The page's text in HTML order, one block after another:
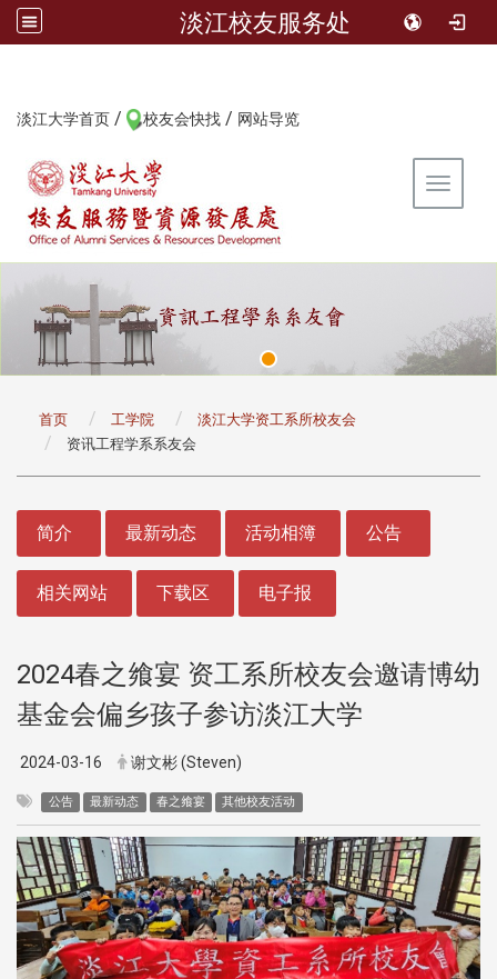
淡江校友服务处
淡江大学首页 / 校友会快找 / 网站导览
Toggle
首页 工学院
淡江大学资工系所校友会
资讯工程学系系友会
简介 最新动态 活动相簿 公告
相关网站 下载区 电子报
2024春之飨宴 资工系所校友会邀请博幼
基金会偏乡孩子参访淡江大学
2024-03-16 谢文彬 (Steven)
公告 最新动态 春之飨宴 其他校友活动